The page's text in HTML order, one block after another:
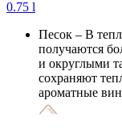
Песок – В
получаются
и округлыми
сохраняют
ароматные